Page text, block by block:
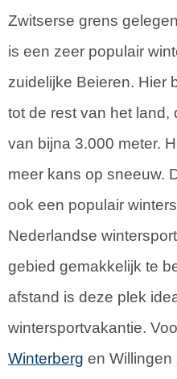
Zwitserse grens
is een zeer populair
zuidelijke Beieren. Hier
tot de rest van het land,
van bijna 3.000 meter.
meer kans op sneeuw.
ook een populair
Nederlandse
gebied gemakkelijk te
afstand is deze plek
wintersportvakantie.
Winterberg en Willingen